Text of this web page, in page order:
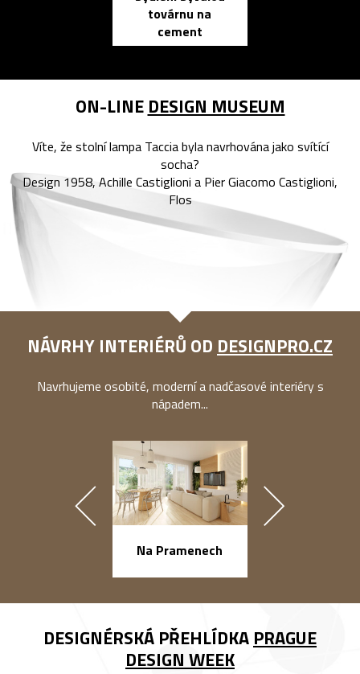
továrnu na
cement
ON-LINE DESIGN MUSEUM
Víte, že stolní lampa Taccia byla navrhována jako svítící
socha?
Design 1958, Achille Castiglioni a Pier Giacomo Castiglioni,
Flos
NÁVRHY INTERIÉRŮ OD DESIGNPRO.CZ
Navrhujeme osobité, moderní a nadčasové interiéry s
nápadem...
Na Pramenech
DESIGNÉRSKÁ PŘEHLÍDKA PRAGUE
DESIGN WEEK